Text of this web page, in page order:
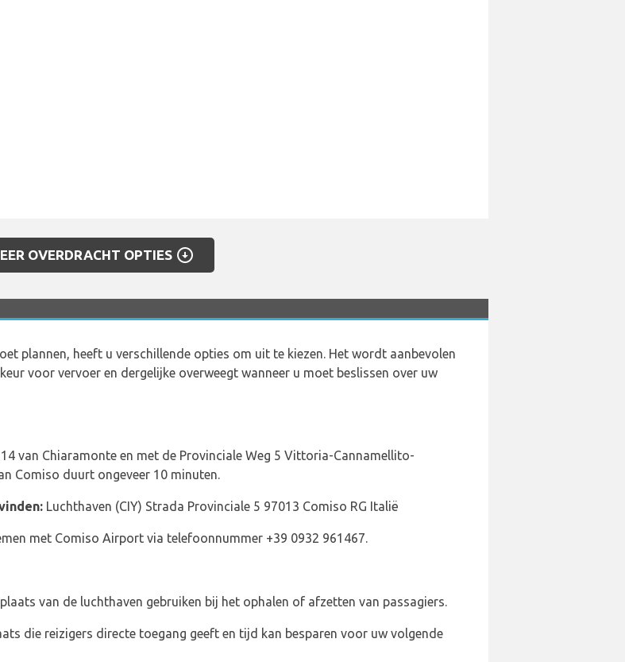
OVERDRACHT OPTIES arrow_circle_down
plannen, heeft u verschillende opties om uit te kiezen. Het wordt aanbevolen
voor vervoer en dergelijke overweegt wanneer u moet beslissen over uw
van Chiaramonte en met de Provinciale Weg 5 Vittoria-Cannamellito-
Comiso duurt ongeveer 10 minuten.
Luchthaven (CIY) Strada Provinciale 5 97013 Comiso RG Italië
met Comiso Airport via telefoonnummer +39 0932 961467.
van de luchthaven gebruiken bij het ophalen of afzetten van passagiers.
die reizigers directe toegang geeft en tijd kan besparen voor uw volgende